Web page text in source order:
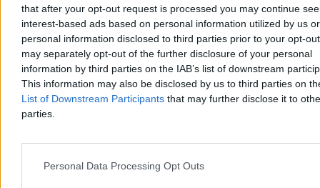
that after your opt-out request is processed you may continue
interest-based ads based on personal information utilized by us or
personal information disclosed to third parties prior to your opt-
may separately opt-out of the further disclosure of your personal
information by third parties on the IAB’s list of downstream
This information may also be disclosed by us to third parties on
List of Downstream Participants that may further disclose it to
parties.
Personal Data Processing Opt Outs